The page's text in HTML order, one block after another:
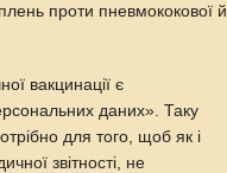
проти пневмококової й
вакцинації є
даних». Таку
для того, щоб як і
звітності, не